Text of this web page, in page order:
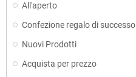
All'aperto
Confezione regalo di successo
Nuovi Prodotti
Acquista per prezzo